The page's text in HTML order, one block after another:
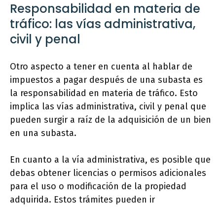
Responsabilidad en materia de
tráfico: las vías administrativa,
civil y penal
Otro aspecto a tener en cuenta al hablar de
impuestos a pagar después de una subasta es
la responsabilidad en materia de tráfico. Esto
implica las vías administrativa, civil y penal que
pueden surgir a raíz de la adquisición de un bien
en una subasta.
En cuanto a la vía administrativa, es posible que
debas obtener licencias o permisos adicionales
para el uso o modificación de la propiedad
adquirida. Estos trámites pueden ir